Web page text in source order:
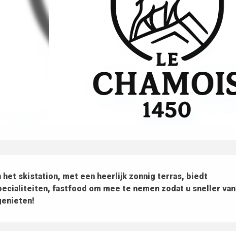
het skistation, met een heerlijk zonnig terras, biedt
fastfood om mee te nemen zodat u sneller van